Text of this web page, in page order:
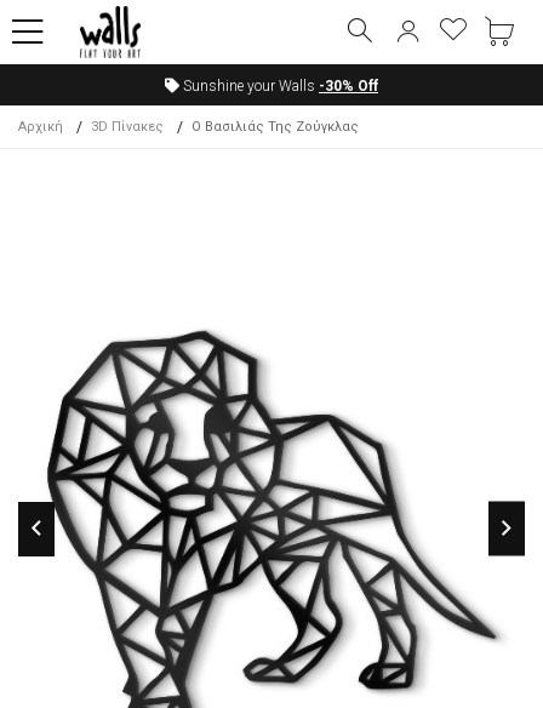
Sunshine your Walls -30% Off
Αρχική 3D Πίνακες Ο Βασιλιάς Της Ζούγκλας